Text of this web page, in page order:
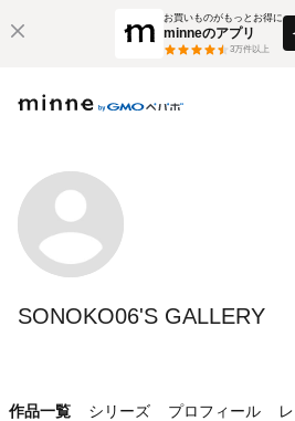
お買いものがもっとお得に
minneのアプリ
3万件以上
SONOKO06'S GALLERY
作品一覧 シリーズ プロフィール